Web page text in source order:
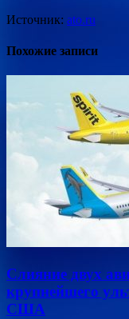
Источник: ato.ru
Похожие записи
Слияние двух
крупнейшего
США